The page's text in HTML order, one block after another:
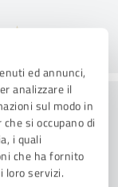
ed annunci,
analizzare il
sul modo in
si occupano di
i quali
che ha fornito
loro servizi.